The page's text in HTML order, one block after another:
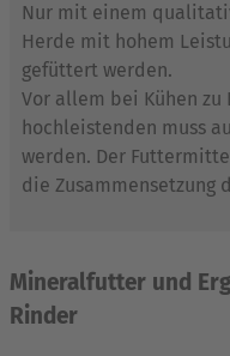
Nur mit einem
Herde mit hohem
gefüttert werden.
Vor allem bei Kühen
hochleistenden muss
werden. Der
die Zusammensetzung
Mineralfutter und
Rinder